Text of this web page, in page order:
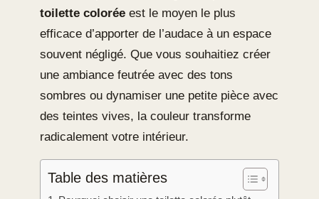
toilette colorée est le moyen le plus
efficace d’apporter de l’audace à un espace
souvent négligé. Que vous souhaitiez créer
une ambiance feutrée avec des tons
sombres ou dynamiser une petite pièce avec
des teintes vives, la couleur transforme
radicalement votre intérieur.
Table des matières